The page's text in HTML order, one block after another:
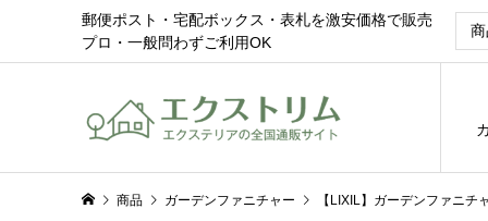
郵便ポスト・宅配ボックス・表札を激安価格で販売
プロ・一般問わずご利用OK
商品 ガーデンファニチャー 【LIXIL】ガーデンファニチ